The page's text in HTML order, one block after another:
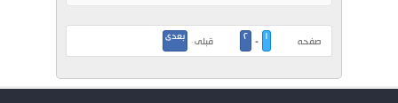
بوده ایم. CRM به معنی...
صفحه 1
-
2 قبلی · بعدی